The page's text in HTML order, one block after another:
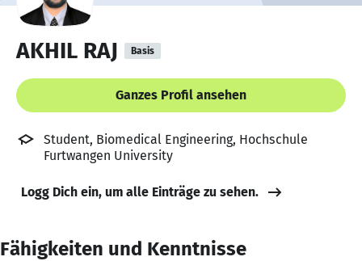
AKHIL RAJ Basis
Ganzes Profil ansehen
Student, Biomedical Engineering, Hochschule
Furtwangen University
Logg Dich ein, um alle Einträge zu sehen.
Fähigkeiten und Kenntnisse